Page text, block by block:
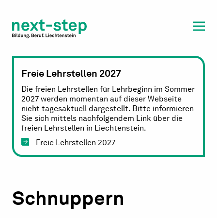
Beratung & Unterstützung
Freie Lehrstellen 2027
Die freien Lehrstellen für Lehrbeginn im Sommer
2027 werden momentan auf dieser Webseite
nicht tagesaktuell dargestellt. Bitte informieren
Sie sich mittels nachfolgendem Link über die
freien Lehrstellen in Liechtenstein.
Freie Lehrstellen 2027
Schnuppern